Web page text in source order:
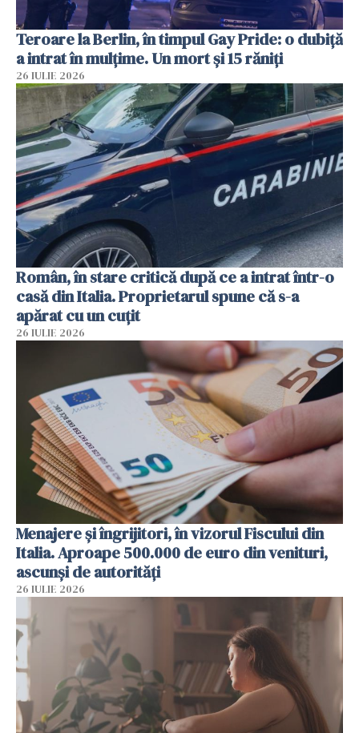
Teroare la Berlin, în timpul Gay Pride: o dubiță
a intrat în mulțime. Un mort și 15 răniți
26 IULIE 2026
Român, în stare critică după ce a intrat într-o
casă din Italia. Proprietarul spune că s-a
apărat cu un cuțit
26 IULIE 2026
Menajere și îngrijitori, în vizorul Fiscului din
Italia. Aproape 500.000 de euro din venituri,
ascunși de autorități
26 IULIE 2026